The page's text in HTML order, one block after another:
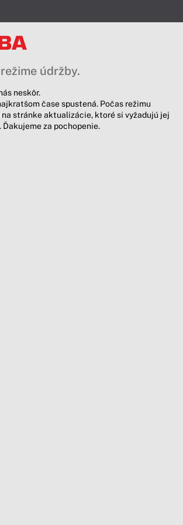
údržby.
neskôr.
čase spustená. Počas režimu
na stránke aktualizácie, ktoré si vyžadujú jej
za pochopenie.